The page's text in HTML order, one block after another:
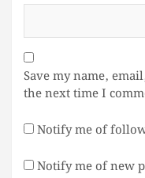
Save my name,
the next time I
Notify me of
Notify me of new